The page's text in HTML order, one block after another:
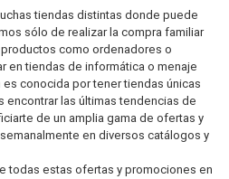
tiendas distintas donde puede
sólo de realizar la compra familiar
como ordenadores o
en tiendas de informática o menaje
conocida por tener tiendas únicas
encontrar las últimas tendencias de
de un amplia gama de ofertas y
en diversos catálogos y
todas estas ofertas y promociones en